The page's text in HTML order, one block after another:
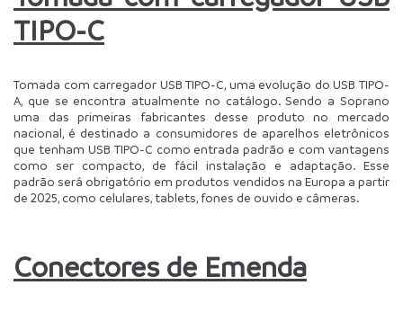
TIPO-C
Tomada com carregador USB TIPO-C, uma evolução do USB TIPO-
A, que se encontra atualmente no catálogo. Sendo a Soprano
uma das primeiras fabricantes desse produto no mercado
nacional, é destinado a consumidores de aparelhos eletrônicos
que tenham USB TIPO-C como entrada padrão e com vantagens
como ser compacto, de fácil instalação e adaptação. Esse
padrão será obrigatório em produtos vendidos na Europa a partir
de 2025, como celulares, tablets, fones de ouvido e câmeras.
Conectores de Emenda